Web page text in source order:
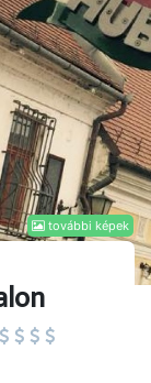
további képek